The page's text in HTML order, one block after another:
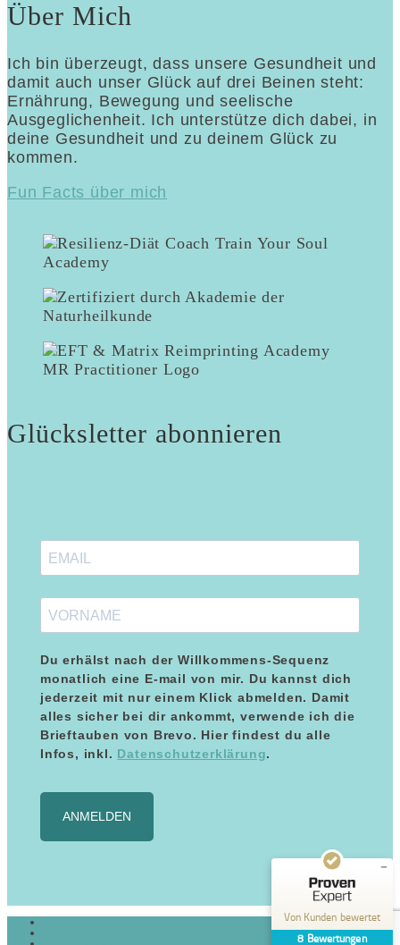
Über Mich
Ich bin überzeugt, dass unsere Gesundheit und
damit auch unser Glück auf drei Beinen steht:
Ernährung, Bewegung und seelische
Ausgeglichenheit. Ich unterstütze dich dabei, in
deine Gesundheit und zu deinem Glück zu
kommen.
Fun Facts über mich
Glücksletter abonnieren
Du erhälst nach der Willkommens-Sequenz
monatlich eine E-mail von mir. Du kannst dich
jederzeit mit nur einem Klick abmelden. Damit
alles sicher bei dir ankommt, verwende ich die
Brieftauben von Brevo. Hier findest du alle
Infos, inkl. Datenschutzerklärung.
ANMELDEN
Von Kunden bewertet
8 Bewertungen
Kundenbewertungen und Erfahrungen zu
Bewertungen auf ProvenExpert.com
Erfahren Sie mehr über dieses Bewertungssiegel